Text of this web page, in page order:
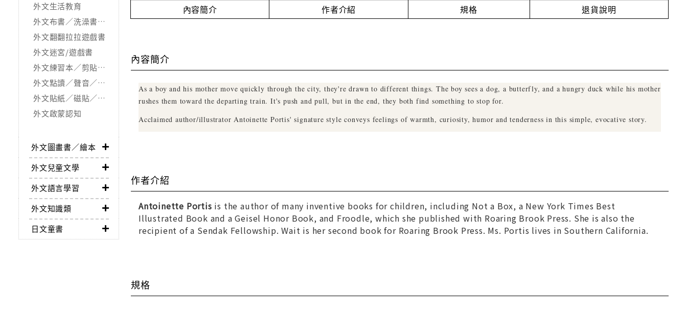
外文生活教育
外文布書／洗澡書／觸摸書
外文翻翻拉拉遊戲書
外文迷宮/遊戲書
外文練習本／剪貼．著色本
外文點讀／聲音／按鍵／發光書
外文貼紙／磁貼／拼圖書
外文啟蒙認知
外文圖畫書／繪本
外文兒童文學
外文語言學習
外文知識類
日文童書
內容簡介 作者介紹 規格 退貨說明
內容簡介
As a boy and his mother move quickly through the city, they're drawn to different things. The boy sees a dog, a butterfly, and a hungry duck while his mother
rushes them toward the departing train. It's push and pull, but in the end, they both find something to stop for.
Acclaimed author/illustrator Antoinette Portis' signature style conveys feelings of warmth, curiosity, humor and tenderness in this simple, evocative story.
作者介紹
Antoinette Portis is the author of many inventive books for children, including Not a Box, a New York Times Best
Illustrated Book and a Geisel Honor Book, and Froodle, which she published with Roaring Brook Press. She is also the
recipient of a Sendak Fellowship.Wait is her second book for Roaring Brook Press. Ms. Portis lives in Southern California.
規格